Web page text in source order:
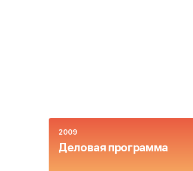
2009
Деловая программа